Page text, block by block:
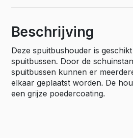
Beschrijving
Deze spuitbushouder is
spuitbussen. Door de
spuitbussen kunnen er
elkaar geplaatst worden. De
een grijze poedercoating.